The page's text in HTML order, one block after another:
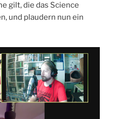
gilt, die das Science
und plaudern nun ein